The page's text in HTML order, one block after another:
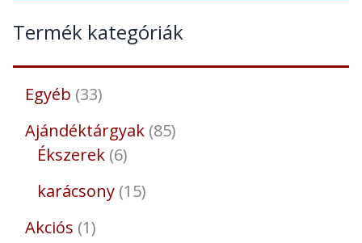
Termék kategóriák
Egyéb 33
Ajándéktárgyak 85
Ékszerek 6
karácsony 15
Akciós 1